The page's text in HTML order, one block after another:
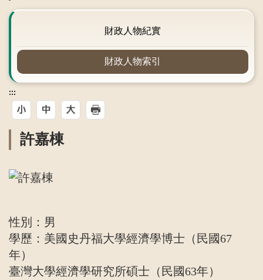
財政人物紀實
財政人物索引
:::
許嘉棟
性別：男
學歷：美國史丹福大學經濟學博士（民國67
年）
臺灣大學經濟學研究所碩士（民國63年）